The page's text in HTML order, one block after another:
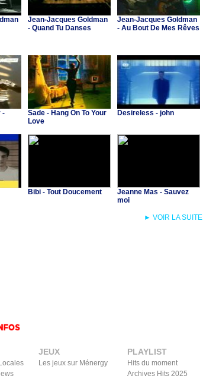
Jean-Jacques Goldman
- Quand Tu Danses
Jean-Jacques Goldman
- Au Bout De Mes Rêves
-
Sade - Hang On To Your
Love
Desireless - john
Bibi - Tout Doucement
Jeanne Mas - Sauvez
moi
► VOIR LA SUITE
JEUX
Les jeux sur Ménergy
PLAYLIST
Hits du moment
Archives Hits 2025